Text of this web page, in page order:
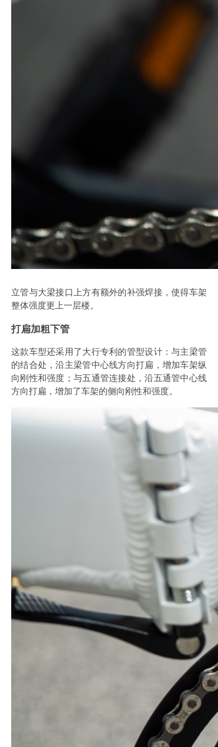
立管与大梁接口上方有额外的补强焊接，使得车架
整体强度更上一层楼。
打扁加粗下管
这款车型还采用了大行专利的管型设计：与主梁管
的结合处，沿主梁管中心线方向打扁，增加车架纵
向刚性和强度；与五通管连接处，沿五通管中心线
方向打扁，增加了车架的侧向刚性和强度。